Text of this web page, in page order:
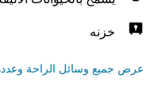
خزنه
عرض جميع وسائل الراحة وعددها